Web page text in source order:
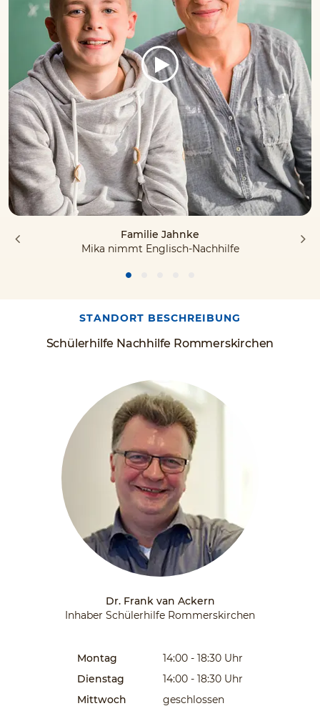
Familie Jahnke
Mika nimmt Englisch-Nachhilfe
Schülerhilfe Nachhilfe Rommerskirchen
STANDORT BESCHREIBUNG
Dr. Frank van Ackern
Inhaber Schülerhilfe Rommerskirchen
Montag 14:00 - 18:30 Uhr
Dienstag
14:00 - 18:30 Uhr
Mittwoch
geschlossen